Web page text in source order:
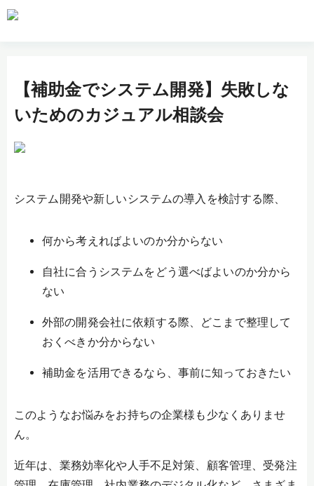
【補助金でシステム開発】失敗しな
いためのカジュアル相談会
システム開発や新しいシステムの導入を検討する際、
何から考えればよいのか分からない
自社に合うシステムをどう選べばよいのか分から
ない
外部の開発会社に依頼する際、どこまで整理して
おくべきか分からない
補助金を活用できるなら、事前に知っておきたい
このようなお悩みをお持ちの企業様も少なくありませ
ん。
近年は、業務効率化や人手不足対策、顧客管理、受発注